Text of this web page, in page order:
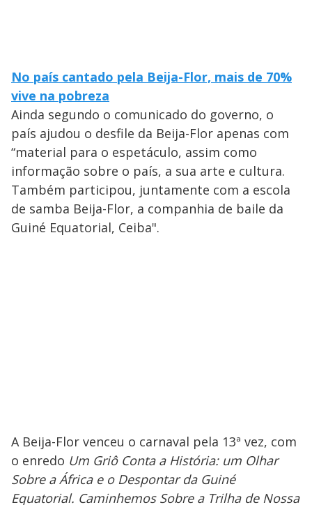
No país cantado pela Beija-Flor, mais de 70%
vive na pobreza
Ainda segundo o comunicado do governo, o
país ajudou o desfile da Beija-Flor apenas com
“material para o espetáculo, assim como
informação sobre o país, a sua arte e cultura.
Também participou, juntamente com a escola
de samba Beija-Flor, a companhia de baile da
Guiné Equatorial, Ceiba".
A Beija-Flor venceu o carnaval pela 13ª vez, com
o enredo Um Griô Conta a História: um Olhar
Sobre a África e o Despontar da Guiné
Equatorial. Caminhemos Sobre a Trilha de Nossa